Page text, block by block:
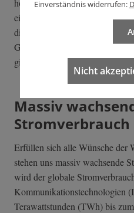
holländische Hersteller des
einschränkend zu bedenken
die vier fair gewonnenen
Gold im nachhaltigsten
gibt.
Massiv
Stromverbrauch
Erfüllen sich alle Wünsche der
stehen uns massiv wachsende
wird der globale
Kommunikationstechnologien
Terawattstunden (TWh) bis
Einverständnis widerrufen:
Nicht